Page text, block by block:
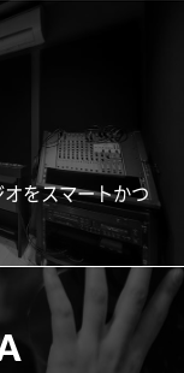
オをスマートかつ